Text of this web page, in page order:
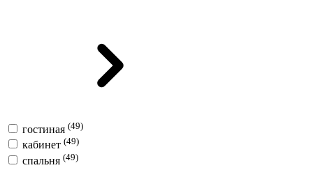
гостиная (49)
кабинет (49)
спальня (49)